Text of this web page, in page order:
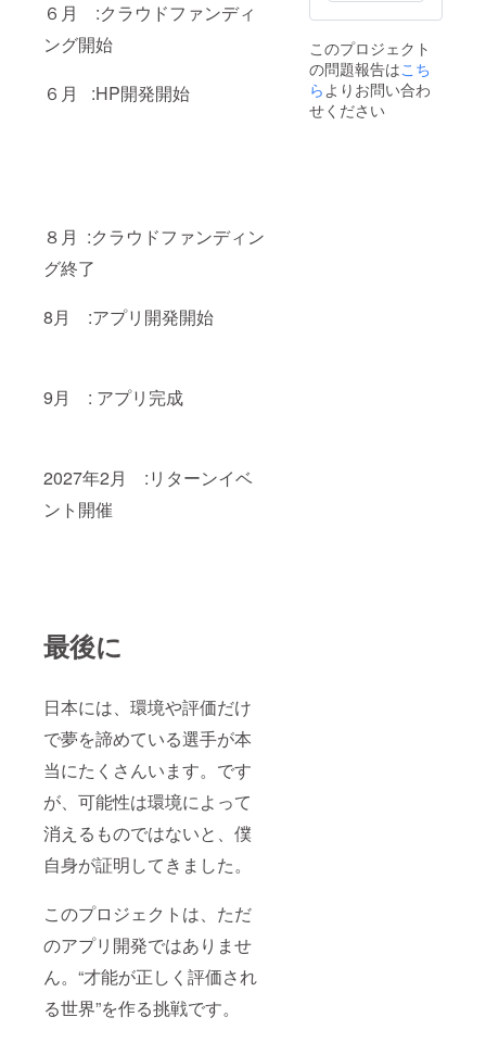
６月 :クラウドファンディ
ング開始
６月 :HP開発開始
８月 :クラウドファンディン
グ終了
8月 :アプリ開発開始
9月 : アプリ完成
2027年2月 :リターンイベ
ント開催
最後に
日本には、環境や評価だけ
で夢を諦めている選手が本
当にたくさんいます。です
が、可能性は環境によって
消えるものではないと、僕
自身が証明してきました。
このプロジェクトは、ただ
のアプリ開発ではありませ
ん。“才能が正しく評価され
る世界”を作る挑戦です。
事項：
支援
時、必
ず備考
欄に掲
載を希
望され
このプロジェクト
の問題報告はこち
ら よりお問い合わ
せください